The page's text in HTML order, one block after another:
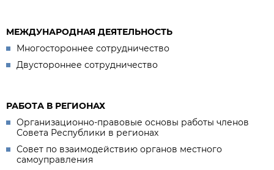
МЕЖДУНАРОДНАЯ ДЕЯТЕЛЬНОСТЬ
Многостороннее сотрудничество
Двустороннее сотрудничество
РАБОТА В РЕГИОНАХ
Организационно-правовые основы работы членов
Совета Республики в регионах
Совет по взаимодействию органов местного
самоуправления